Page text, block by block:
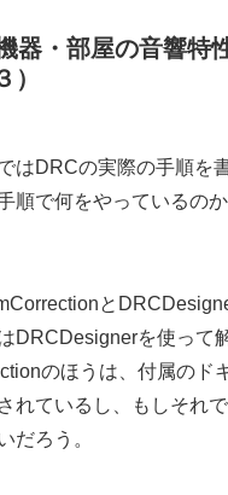
器・部屋の音響特
）
はDRCの実際の手順を
順で何をやっているのか
と
DRCDesignerを使って
のほうは、付属のド
れているし、もしそれ
だろう。